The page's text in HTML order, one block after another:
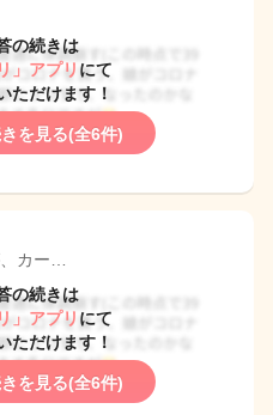
！
の続きは
」アプリ にて
ただけます！
を見る(全6件)
カー…
の続きは
」アプリ にて
ただけます！
を見る(全6件)